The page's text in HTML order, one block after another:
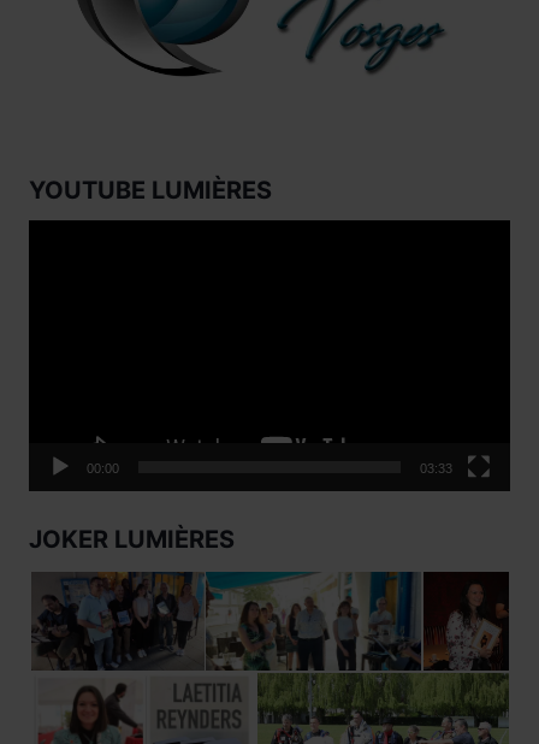
YOUTUBE LUMIÈRES
00:00 03:33
JOKER LUMIÈRES